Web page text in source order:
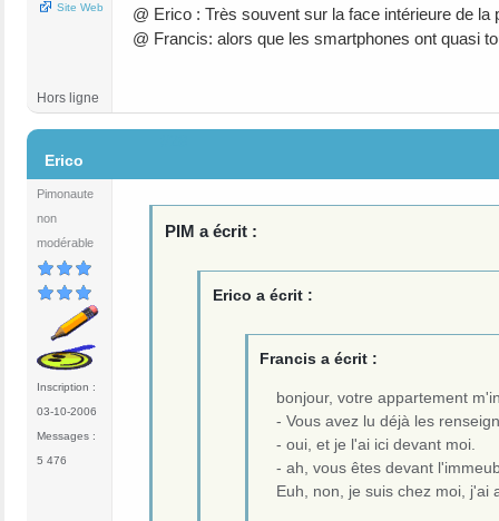
Site Web
@ Erico : Très souvent sur la face intérieure de
@ Francis: alors que les smartphones ont quasi
Hors ligne
Erico
Pimonaute
non
modérable
Inscription :
03-10-2006
Messages :
5 476
PIM a écrit :
Erico a écrit :
Francis a écrit :
bonjour, votre appartement
- Vous avez lu déjà les
- oui, et je l'ai ici devant moi.
- ah, vous êtes devant
Euh, non, je suis chez moi, j'ai